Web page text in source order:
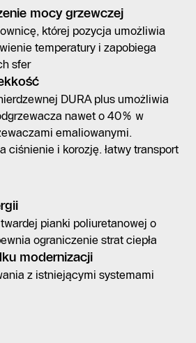
mocy grzewczej
której pozycja umożliwia
temperatury i zapobiega
sfer
DURA plus umożliwia
nawet o 40% w
emaliowanymi.
ciśnienie i korozję. łatwy transport
pianki poliuretanowej o
ograniczenie strat ciepła
modernizacji
z istniejącymi systemami